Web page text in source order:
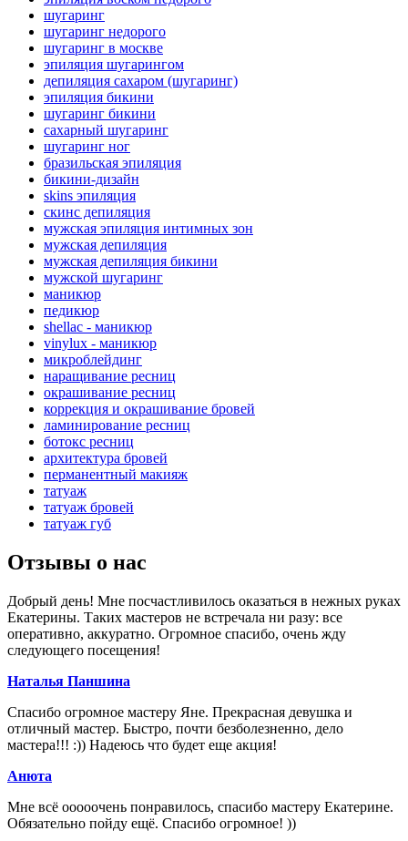
шугаринг
шугаринг недорого
шугаринг в москве
эпиляция шугарингом
депиляция сахаром (шугаринг)
эпиляция бикини
шугаринг бикини
сахарный шугаринг
шугаринг ног
бразильская эпиляция
бикини-дизайн
skins эпиляция
cкинс депиляция
мужская эпиляция интимных зон
мужская депиляция
мужская депиляция бикини
мужской шугаринг
маникюр
педикюр
shellac - маникюр
vinylux - маникюр
микроблейдинг
наращивание ресниц
окрашивание ресниц
коррекция и окрашивание бровей
ламинирование ресниц
ботокс ресниц
архитектура бровей
перманентный макияж
татуаж
татуаж бровей
татуаж губ
Отзывы о нас
Добрый день! Мне посчастливилось оказаться в нежных руках
Екатерины. Таких мастеров не встречала ни разу: все
оперативно, аккуратно. Огромное спасибо, очень жду
следующего посещения!
Наталья Паншина
Спасибо огромное мастеру Яне. Прекрасная девушка и
отличный мастер. Быстро, почти безболезненно, дело
мастера!!! :)) Надеюсь что будет еще акция!
Анюта
Мне всё ооооочень понравилось, спасибо мастеру Екатерине.
Обязательно пойду ещё. Спасибо огромное! ))